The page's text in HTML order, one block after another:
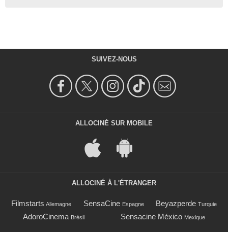
SUIVEZ-NOUS
ALLOCINÉ SUR MOBILE
ALLOCINÉ À L'ÉTRANGER
Filmstarts Allemagne SensaCine Espagne Beyazperde Turquie
AdoroCinema Brésil Sensacine México Mexique